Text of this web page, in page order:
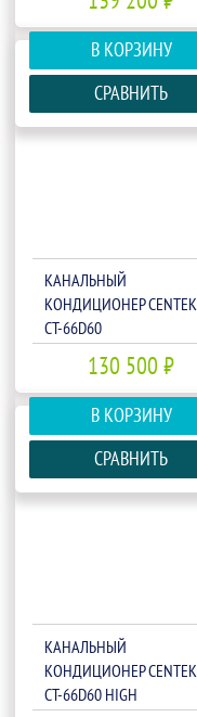
В КОРЗИНУ
СРАВНИТЬ
КАНАЛЬНЫЙ
КОНДИЦИОНЕР CENTEK
CT-66D60
130 500 ₽
В КОРЗИНУ
СРАВНИТЬ
КАНАЛЬНЫЙ
КОНДИЦИОНЕР CENTEK
CT-66D60 HIGH